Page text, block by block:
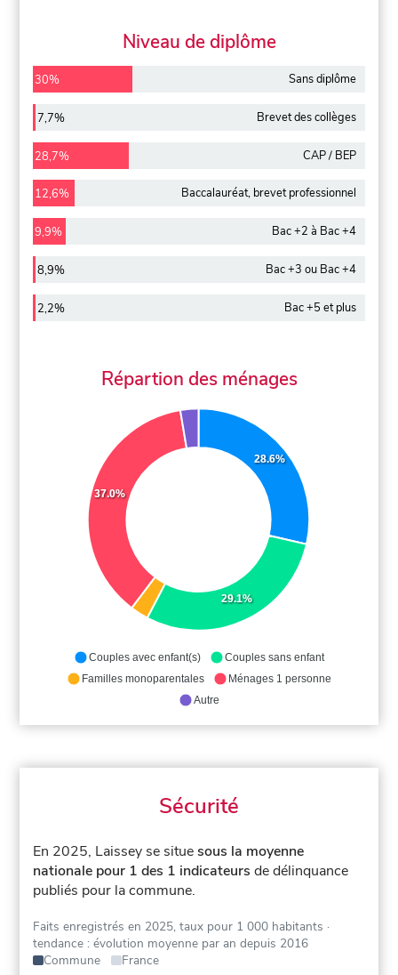
Niveau de diplôme
30% Sans diplôme
7,7% Brevet des collèges
28,7% CAP / BEP
12,6% Baccalauréat, brevet professionnel
9,9% Bac +2 à Bac +4
8,9% Bac +3 ou Bac +4
2,2% Bac +5 et plus
Répartion des ménages
28.6%
29.1%
37.0%
Couples avec enfant(s)
Couples sans enfant
Familles monoparentales
Ménages 1 personne
Autre
Sécurité
En 2025, Laissey se situesous la moyenne
nationale pour 1 des 1 indicateurs de délinquance
publiés pour la commune.
Faits enregistrés en 2025, taux pour 1 000 habitants ·
tendance : évolution moyenne par an depuis 2016
Commune
France